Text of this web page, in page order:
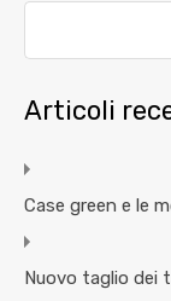
Articoli
Case green e le
Nuovo taglio dei